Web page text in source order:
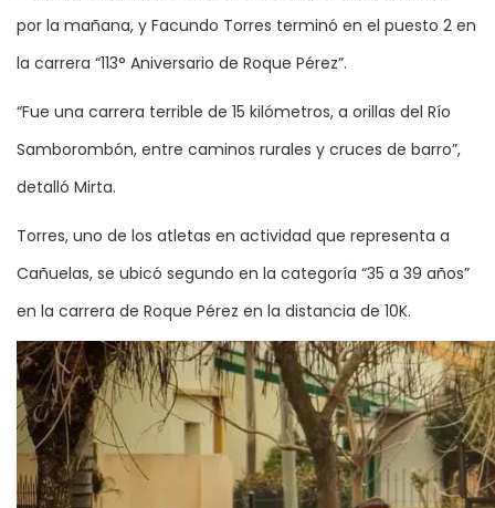
por la mañana, y Facundo Torres terminó en el puesto 2 en
la carrera “113° Aniversario de Roque Pérez”.
“Fue una carrera terrible de 15 kilómetros, a orillas del Río
Samborombón, entre caminos rurales y cruces de barro”,
detalló Mirta.
Torres, uno de los atletas en actividad que representa a
Cañuelas, se ubicó segundo en la categoría “35 a 39 años”
en la carrera de Roque Pérez en la distancia de 10K.